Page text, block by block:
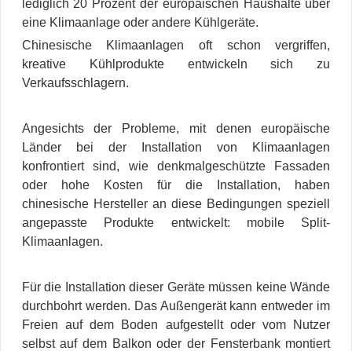
lediglich 20 Prozent der europäischen Haushalte über
eine Klimaanlage oder andere Kühlgeräte.
Chinesische Klimaanlagen oft schon vergriffen,
kreative Kühlprodukte entwickeln sich zu
Verkaufsschlagern.
Angesichts der Probleme, mit denen europäische
Länder bei der Installation von Klimaanlagen
konfrontiert sind, wie denkmalgeschützte Fassaden
oder hohe Kosten für die Installation, haben
chinesische Hersteller an diese Bedingungen speziell
angepasste Produkte entwickelt: mobile Split-
Klimaanlagen.
Für die Installation dieser Geräte müssen keine Wände
durchbohrt werden. Das Außengerät kann entweder im
Freien auf dem Boden aufgestellt oder vom Nutzer
selbst auf dem Balkon oder der Fensterbank montiert